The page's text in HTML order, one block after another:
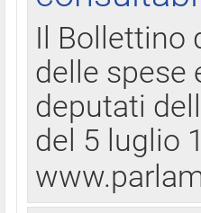
Il Bollettino
delle spese
deputati
del 5 luglio